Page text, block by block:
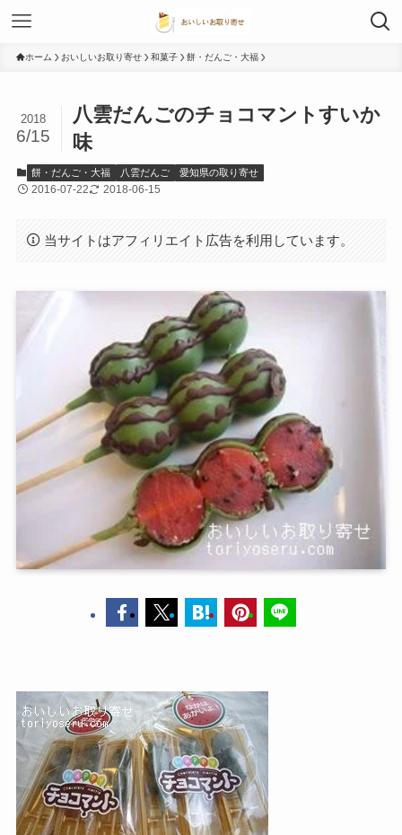
ホーム おいしいお取り寄せ 和菓子 餅・だんご・大福
八雲だんごのチョコマントすいか
味
2018
6/15
餅・だんご・大福 八雲だんご 愛知県の取り寄せ
2016-07-22 2018-06-15
当サイトはアフィリエイト広告を利用しています。